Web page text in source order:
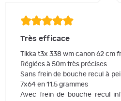
Très efficace
Tikka t3x 338 wm canon 62 cm
Réglées à 50m très précises
Sans frein de bouche recul à
7x64 en 11,5 grammes
Avec frein de bouche recul